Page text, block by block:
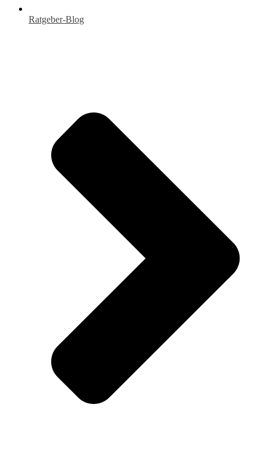
Ratgeber-Blog